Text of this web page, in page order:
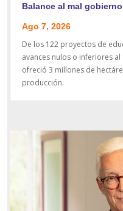
Balance al mal
Ago 7, 2026
De los 122 proyectos de
avances nulos o inferiores
ofreció 3 millones de
producción.